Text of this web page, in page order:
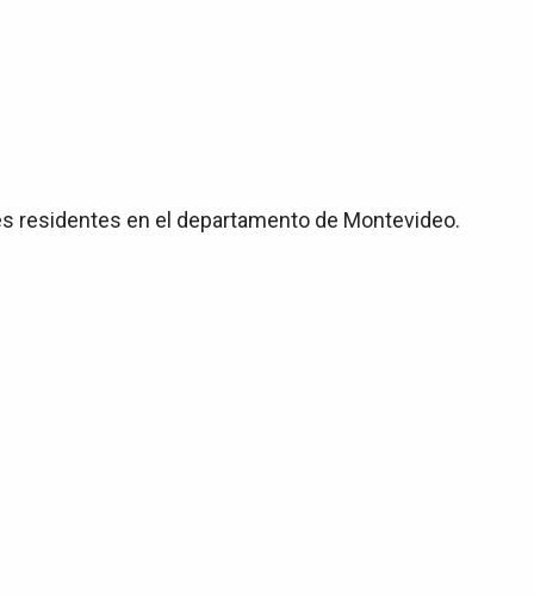
residentes en el departamento de Montevideo.